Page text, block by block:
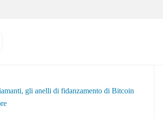
gli anelli di fidanzamento di Bitcoin